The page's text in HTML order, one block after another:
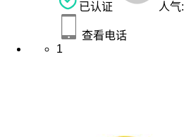
已认证 人气:
查看电话
1